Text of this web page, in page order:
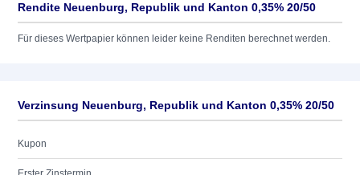
Rendite Neuenburg, Republik und Kanton 0,35% 20/50
Für dieses Wertpapier können leider keine Renditen berechnet werden.
Verzinsung Neuenburg, Republik und Kanton 0,35% 20/50
Kupon